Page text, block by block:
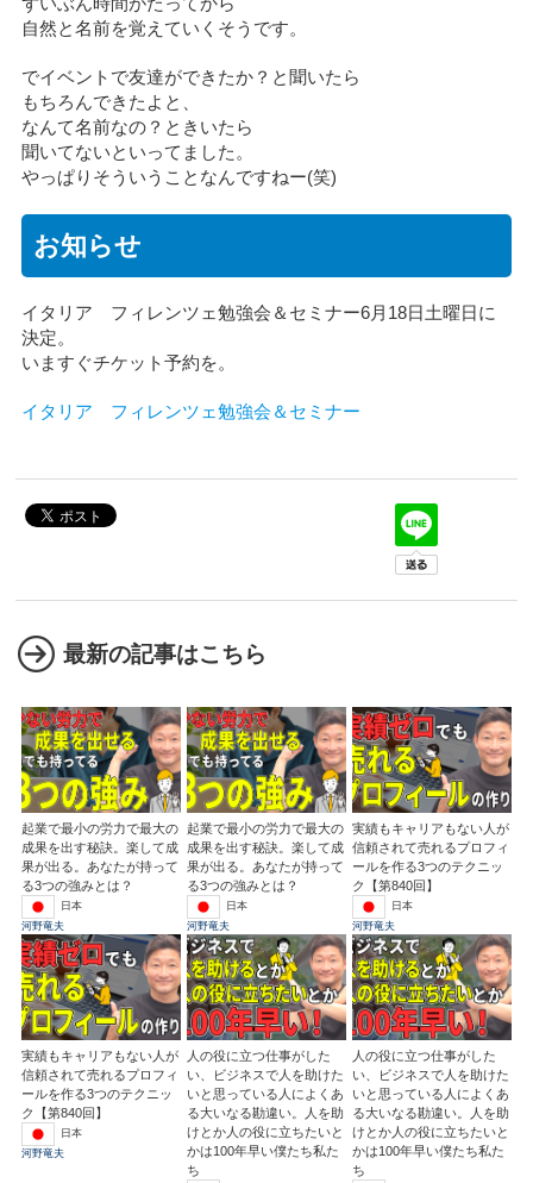
自然と名前を覚えていくそうです。
でイベントで友達ができたか？と聞いたら
もちろんできたよと、
なんて名前なの？ときいたら
聞いてないといってました。
やっぱりそういうことなんですねー(笑)
お知らせ
イタリア フィレンツェ勉強会＆セミナー6月18日土曜日に
決定。
いますぐチケット予約を。
イタリア フィレンツェ勉強会＆セミナー
最新の記事はこちら
起業で最小の労力で最大の
成果を出す秘訣。楽して成
果が出る。あなたが持って
る3つの強みとは？
日本
河野竜夫
起業で最小の労力で最大の
成果を出す秘訣。楽して成
果が出る。あなたが持って
る3つの強みとは？
日本
河野竜夫
実績もキャリアもない人が
信頼されて売れるプロフィ
ールを作る3つのテクニッ
ク【第840回】
日本
河野竜夫
実績もキャリアもない人が
信頼されて売れるプロフィ
ールを作る3つのテクニッ
ク【第840回】
日本
河野竜夫
人の役に立つ仕事がした
い、ビジネスで人を助けた
いと思っている人によくあ
る大いなる勘違い。人を助
けとか人の役に立ちたいと
かは100年早い僕たち私た
ち
人の役に立つ仕事がした
い、ビジネスで人を助けた
いと思っている人によくあ
る大いなる勘違い。人を助
けとか人の役に立ちたいと
かは100年早い僕たち私た
ち